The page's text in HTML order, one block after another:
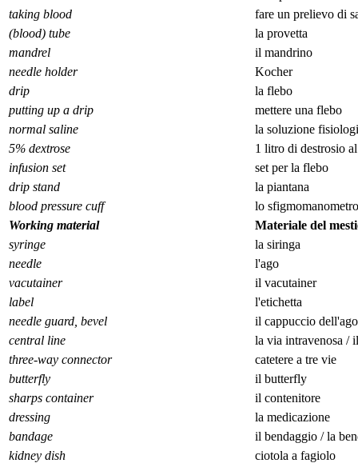
taking blood
fare un prelievo di
(blood) tube
la provetta
mandrel
il mandrino
needle holder
Kocher
drip
la flebo
putting up a drip
mettere una flebo
normal saline
la soluzione
5% dextrose
1 litro di destrosio
infusion set
set per la flebo
drip stand
la piantana
blood pressure cuff
lo sfigmomanometro
Working material
Materiale del
syringe
la siringa
needle
l'ago
vacutainer
il vacutainer
label
l'etichetta
needle guard, bevel
il cappuccio dell'ago
central line
la via intravenosa /
three-way connector
catetere a tre vie
butterfly
il butterfly
sharps container
il contenitore
dressing
la medicazione
bandage
il bendaggio / la
kidney dish
ciotola a fagiolo